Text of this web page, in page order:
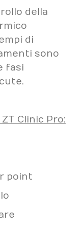
della
di
sono
fasi
Clinic Pro:
point